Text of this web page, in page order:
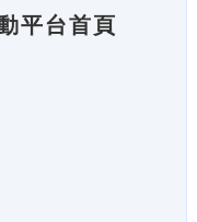
平台首頁